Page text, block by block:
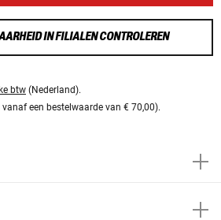
IN FILIALEN CONTROLEREN
btw (Nederland).
een bestelwaarde van € 70,00).